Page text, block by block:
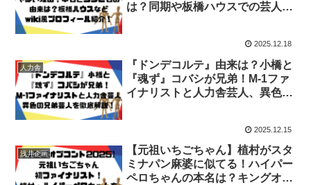
は？同期や板橋ハウスでの芸人活
2025.12.18
人力舎
『ドンデコルテ』由来は？小橋と
『魂ず』コバシが兄弟！M-1ファ
イナリストと人力舎芸人、異色の
2025.12.15
浅井企画
【元祖いちごちゃん】植村がスタ
ミナパン麻婆に似てる！ハイパー
ペロちゃんの本名は？キングオブ